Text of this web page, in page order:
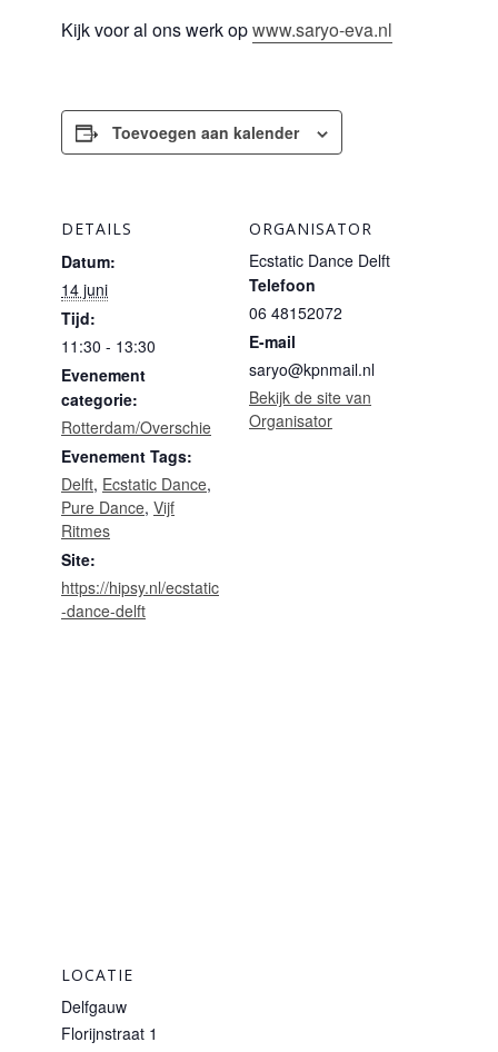
Kijk voor al ons werk opwww.saryo-eva.nl
Toevoegen aan kalender
DETAILS
Datum:
14 juni
Tijd:
11:30 - 13:30
Evenement
categorie:
Rotterdam/Overschie
Evenement Tags:
Delft, Ecstatic Dance,
Pure Dance, Vijf
Ritmes
Site:
https://hipsy.nl/ecstatic
-dance-delft
ORGANISATOR
Ecstatic Dance Delft
Telefoon
06 48152072
E-mail
saryo@kpnmail.nl
Bekijk de site van
Organisator
LOCATIE
Delfgauw
Florijnstraat 1